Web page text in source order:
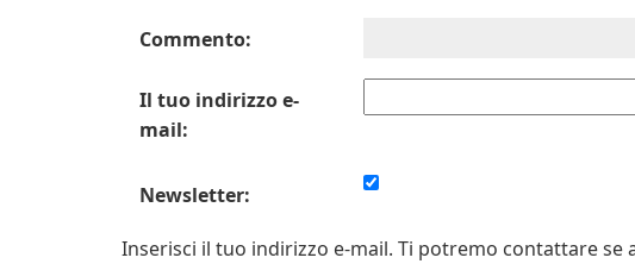
Commento:
Il tuo indirizzo e-
mail:
Newsletter:
Inserisci il tuo indirizzo e-mail. Ti potremo contattare